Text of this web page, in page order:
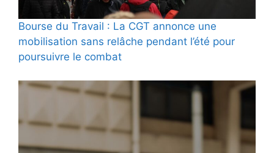
Bourse du Travail : La CGT annonce une
mobilisation sans relâche pendant l’été pour
poursuivre le combat